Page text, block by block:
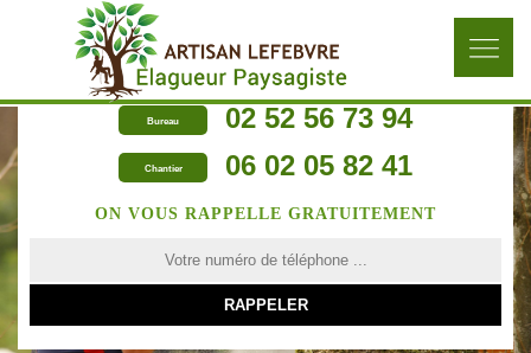
Bureau 02 52 56 73 94
Chantier 06 02 05 82 41
ON VOUS RAPPELLE GRATUITEMENT